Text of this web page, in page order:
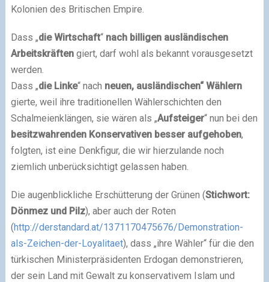
Kolonien des Britischen Empire.
Dass „die Wirtschaft“ nach billigen ausländischen
Arbeitskräften giert, darf wohl als bekannt vorausgesetzt
werden.
Dass „die Linke“ nach neuen, ausländischen“ Wählern
gierte, weil ihre traditionellen Wählerschichten den
Schalmeienklängen, sie wären als „Aufsteiger“ nun bei den
besitzwahrenden Konservativen besser aufgehoben,
folgten, ist eine Denkfigur, die wir hierzulande noch
ziemlich unberücksichtigt gelassen haben.
Die augenblickliche Erschütterung der Grünen (Stichwort:
Dönmez und Pilz), aber auch der Roten
(http://derstandard.at/1371170475676/Demonstration-
als-Zeichen-der-Loyalitaet), dass „ihre Wähler“ für die den
türkischen Ministerpräsidenten Erdogan demonstrieren,
der sein Land mit Gewalt zu konservativem Islam und